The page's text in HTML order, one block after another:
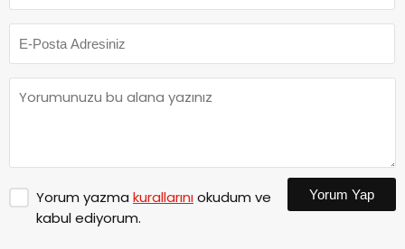
Yorum yazma kurallarınıokudum ve
kabul ediyorum.
Yorum Yap